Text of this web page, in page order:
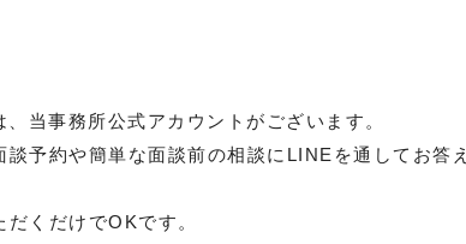
得
がいるとき
当事務所公式アカウントがございます。
予約や簡単な面談前の相談にLINEを通してお答え
くだけでOKです。